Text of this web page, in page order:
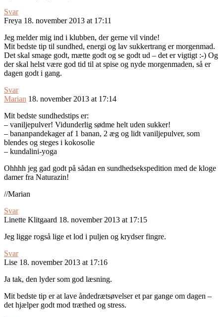
Svar
Freya 18. november 2013 at 17:11
Jeg melder mig ind i klubben, der gerne vil vinde!
Mit bedste tip til sundhed, energi og lav sukkertrang er morgenmad.
Det skal smage godt, mætte godt og se godt ud – det er vigtigt :-) Og
der skal helst være god tid til at spise og nyde morgenmaden, så er
dagen godt i gang.
Svar
Marian 18. november 2013 at 17:14
Mit bedste sundhedstips er:
– vaniljepulver! Vidunderlig sødme helt uden sukker!
– bananpandekager af 1 banan, 2 æg og lidt vaniljepulver, som
blendes og steges i kokosolie
– kundalini-yoga
Ohhhh jeg gad godt på sådan en sundhedsekspedition med de kloge
damer fra Naturazin!
//Marian
Svar
Linette Klitgaard 18. november 2013 at 17:15
Jeg ligge rogså lige et lod i puljen og krydser fingre.
Svar
Lise 18. november 2013 at 17:16
Ja tak, den lyder som god læsning.
Mit bedste tip er at lave åndedrætsøvelser et par gange om dagen –
det hjælper godt mod træthed og stress.